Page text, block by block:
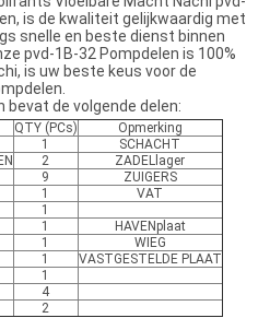
is de kwaliteit gelijkwaardig met
snelle en beste dienst binnen
pvd-1B-32 Pompdelen is 100%
is uw beste keus voor de
de volgende delen:
QTY (PCs)
Opmerking
1
SCHACHT
2
ZADELlager
9
ZUIGERS
1
VAT
1
1
HAVENplaat
1
WIEG
1
VASTGESTELDE PLAAT
1
4
2